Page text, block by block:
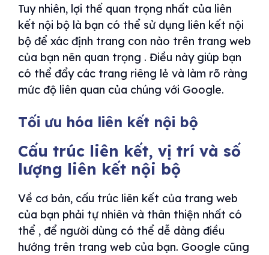
Tuy nhiên, lợi thế quan trọng nhất của liên
kết nội bộ là bạn có thể sử dụng liên kết nội
bộ để xác định trang con nào trên trang web
của bạn nên quan trọng . Điều này giúp bạn
có thể đẩy các trang riêng lẻ và làm rõ ràng
mức độ liên quan của chúng với Google.
Tối ưu hóa liên kết nội bộ
Cấu trúc liên kết, vị trí và số
lượng liên kết nội bộ
Về cơ bản, cấu trúc liên kết của trang web
của bạn phải tự nhiên và thân thiện nhất có
thể , để người dùng có thể dễ dàng điều
hướng trên trang web của bạn. Google cũng